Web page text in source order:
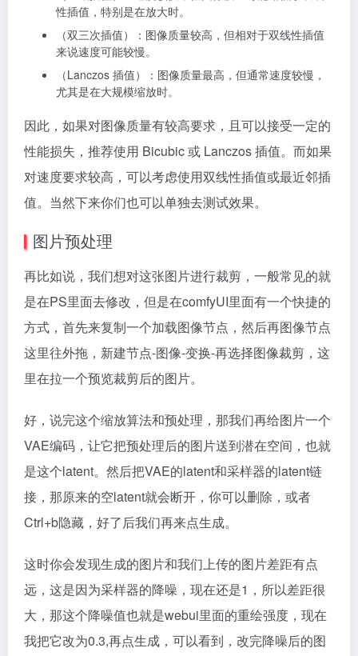
性插值，特别是在放大时。
（双三次插值）：图像质量较高，但相对于双线性插值
来说速度可能较慢。
（Lanczos 插值）：图像质量最高，但通常速度较慢，
尤其是在大规模缩放时。
因此，如果对图像质量有较高要求，且可以接受一定的
性能损失，推荐使用 Bicubic 或 Lanczos 插值。而如果
对速度要求较高，可以考虑使用双线性插值或最近邻插
值。当然下来你们也可以单独去测试效果。
图片预处理
再比如说，我们想对这张图片进行裁剪，一般常见的就
是在PS里面去修改，但是在comfyUI里面有一个快捷的
方式，首先来复制一个加载图像节点，然后再图像节点
这里往外拖，新建节点-图像-变换-再选择图像裁剪，这
里在拉一个预览裁剪后的图片。
好，说完这个缩放算法和预处理，那我们再给图片一个
VAE编码，让它把预处理后的图片送到潜在空间，也就
是这个latent。然后把VAE的latent和采样器的latent链
接，那原来的空latent就会断开，你可以删除，或者
Ctrl+b隐藏，好了后我们再来点生成。
这时你会发现生成的图片和我们上传的图片差距有点
远，这是因为采样器的降噪，现在还是1，所以差距很
大，那这个降噪值也就是webui里面的重绘强度，现在
我把它改为0.3,再点生成，可以看到，改完降噪后的图